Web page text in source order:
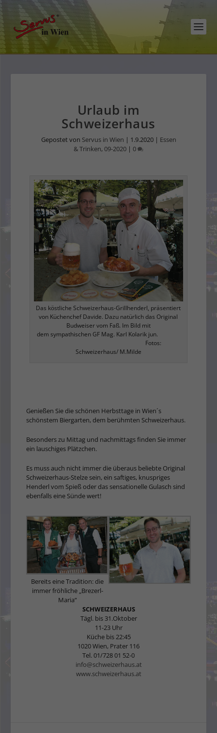
Urlaub im
Schweizerhaus
Gepostet von Servus in Wien | 1.9.2020| Essen
& Trinken,09-2020 | 0
Das köstliche Schweizerhaus-Grillhenderl, präsentiert
von Küchenchef Davide. Dazu natürlich das Original
Budweiser vom Faß. Im Bild mit
dem sympathischen GF Mag. Karl Kolarik jun.
Fotos:
Schweizerhaus/ M.Milde
Genießen Sie die schö­nen Herbsttage in Wien´s
schönstem Biergarten, dem berühmten Schwei­zerhaus.
Besonders zu Mittag und nachmittags finden Sie immer
ein lauschiges Plätzchen.
Es muss auch nicht immer die überaus beliebte Ori­ginal
Schweizerhaus-Stel­ze sein, ein saftiges, knuspriges
Henderl vom Spieß oder das sensationelle Gulasch sind
ebenfalls eine Sünde wert!
Bereits eine Tradition: die
immer fröhliche „Brezerl-
Maria“
SCHWEIZERHAUS
Tägl. bis 31.Oktober
11-23 Uhr
Küche bis 22:45
1020 Wien, Prater 116
Tel. 01/728 01 52-0
info@schweizerhaus.at
www.schweizerhaus.at